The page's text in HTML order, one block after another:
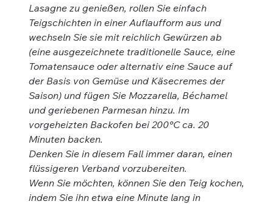
Lasagne zu genießen, rollen Sie einfach
Teigschichten in einer Auflaufform aus und
wechseln Sie sie mit reichlich Gewürzen ab
(eine ausgezeichnete traditionelle Sauce, eine
Tomatensauce oder alternativ eine Sauce auf
der Basis von Gemüse und Käsecremes der
Saison) und fügen Sie Mozzarella, Béchamel
und geriebenen Parmesan hinzu. Im
vorgeheizten Backofen bei 200°C ca. 20
Minuten backen.
Denken Sie in diesem Fall immer daran, einen
flüssigeren Verband vorzubereiten.
Wenn Sie möchten, können Sie den Teig kochen,
indem Sie ihn etwa eine Minute lang in